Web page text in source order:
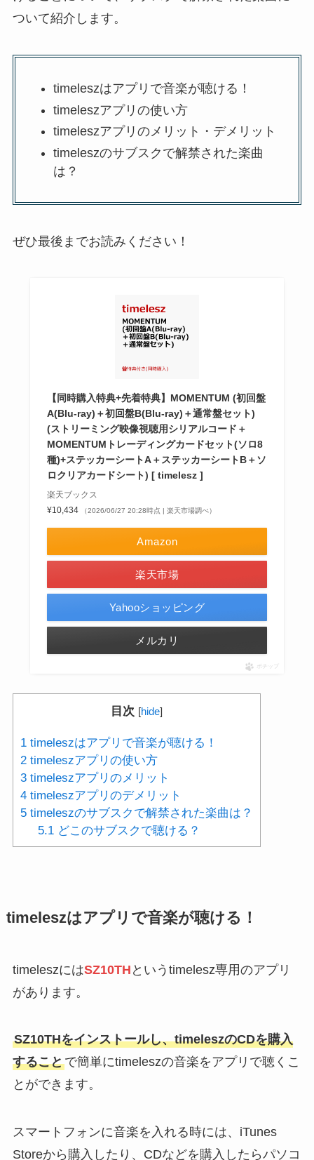
ついて紹介します。
timeleszはアプリで音楽が聴ける！
timeleszアプリの使い方
timeleszアプリのメリット・デメリット
timeleszのサブスクで解禁された楽曲
は？
ぜひ最後までお読みください！
【同時購入特典+先着特典】MOMENTUM (初回盤
A(Blu-ray)＋初回盤B(Blu-ray)＋通常盤セット)
(ストリーミング映像視聴用シリアルコード＋
MOMENTUMトレーディングカードセット(ソロ8
種)+ステッカーシートA＋ステッカーシートB＋ソ
ロクリアカードシート) [ timelesz ]
楽天ブックス
¥10,434
（2026/06/27 20:28時点 | 楽天市場調べ）
Amazon
楽天市場
Yahooショッピング
メルカリ
ポチップ
目次 [hide]
1timeleszはアプリで音楽が聴ける！
2timeleszアプリの使い方
3timeleszアプリのメリット
4timeleszアプリのデメリット
5timeleszのサブスクで解禁された楽曲は？
5.1 どこのサブスクで聴ける？
timeleszはアプリで音楽が聴ける！
timeleszにはSZ10TH というtimelesz専用のアプリ
があります。
SZ10THをインストールし、timeleszのCDを購入
することで簡単にtimeleszの音楽をアプリで聴くこ
とができます。
スマートフォンに音楽を入れる時には、iTunes
Storeから購入したり、CDなどを購入したらパソコ